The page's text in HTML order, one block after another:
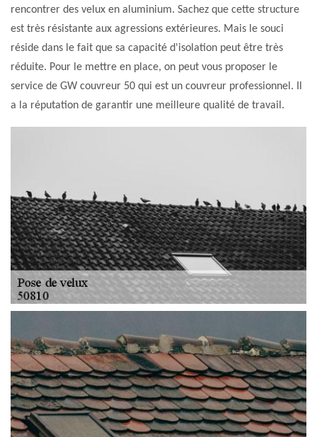
rencontrer des velux en aluminium. Sachez que cette structure
est très résistante aux agressions extérieures. Mais le souci
réside dans le fait que sa capacité d'isolation peut être très
réduite. Pour le mettre en place, on peut vous proposer le
service de GW couvreur 50 qui est un couvreur professionnel. Il
a la réputation de garantir une meilleure qualité de travail.